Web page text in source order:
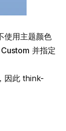
使用主题颜色
Custom 并指定
因此 think-